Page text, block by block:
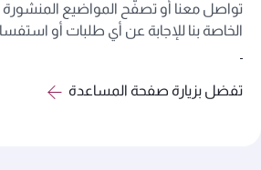
تواصل معنا أو تصفّح المواضيع
الخاصة بنا للإجابة عن أي طلبات أو
تفضل بزيارة صفحة المساعدة